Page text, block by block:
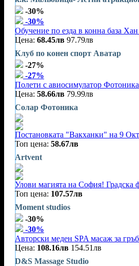
-30%
-30%
Обучение по езда в конна база
Цена: 68.45лв 97.79лв
Клуб по конен спорт Аватар
-27%
-27%
Полети с авиосимулатор
Цена: 58.66лв 79.99лв
Солар Фотоника
Постановката "Вакханки" на 9
Топ цена: 58.67лв
Artvent
Улови магията на София! Градска
Топ цена: 107.57лв
Moment studios
-30%
-30%
Авторски меден SPA масаж за
Цена: 108.16лв 154.51лв
D&S Massage Studio